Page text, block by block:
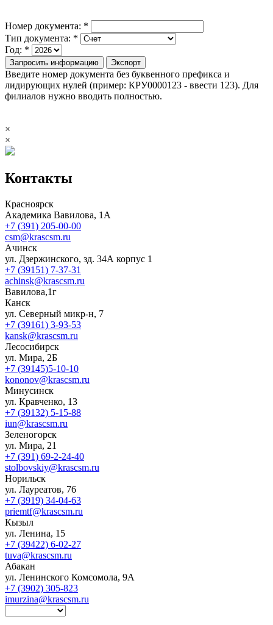
Номер документа: *
Тип документа: *
Год: *
Запросить информацию Экспорт
Введите номер документа без буквенного префикcа и
лидирующих нулей (пример: КРУ0000123 - ввести 123). Для
филиалов нужно вводить полностью.
×
×
Контакты
Красноярск
Академика Вавилова, 1А
+7 (391) 205-00-00
csm@krascsm.ru
Ачинск
ул. Дзержинского, зд. 34А корпус 1
+7 (39151) 7-37-31
achinsk@krascsm.ru
Вавилова,1г
Канск
ул. Северный микр-н, 7
+7 (39161) 3-93-53
kansk@krascsm.ru
Лесосибирск
ул. Мира, 2Б
+7 (39145)5-10-10
kononov@krascsm.ru
Минусинск
ул. Кравченко, 13
+7 (39132) 5-15-88
iun@krascsm.ru
Зеленогорск
ул. Мира, 21
+7 (391) 69-2-24-40
stolbovskiy@krascsm.ru
Норильск
ул. Лауреатов, 76
+7 (3919) 34-04-63
priemtf@krascsm.ru
Кызыл
ул. Ленина, 15
+7 (39422) 6-02-27
tuva@krascsm.ru
Абакан
ул. Ленинского Комсомола, 9А
+7 (3902) 305-823
imurzina@krascsm.ru